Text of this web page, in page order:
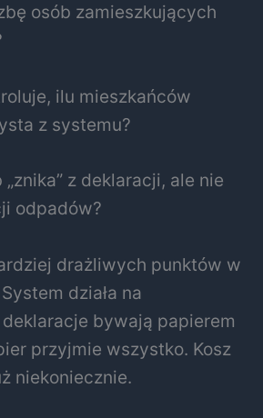
osób zamieszkujących
ilu mieszkańców
z systemu?
z deklaracji, ale nie
odpadów?
drażliwych punktów w
działa na
bywają papierem
przyjmie wszystko. Kosz
niekoniecznie.